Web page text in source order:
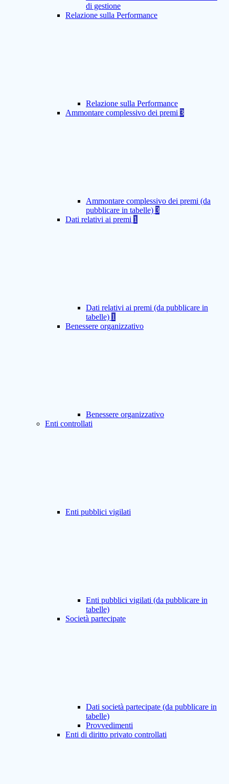
di gestione
Relazione sulla Performance
Relazione sulla Performance
Ammontare complessivo dei premi 3
Ammontare complessivo dei premi (da
pubblicare in tabelle) 3
Dati relativi ai premi 1
Dati relativi ai premi (da pubblicare in
tabelle) 1
Benessere organizzativo
Benessere organizzativo
Enti controllati
Enti pubblici vigilati
Enti pubblici vigilati (da pubblicare in
tabelle)
Società partecipate
Dati società partecipate (da pubblicare in
tabelle)
Provvedimenti
Enti di diritto privato controllati